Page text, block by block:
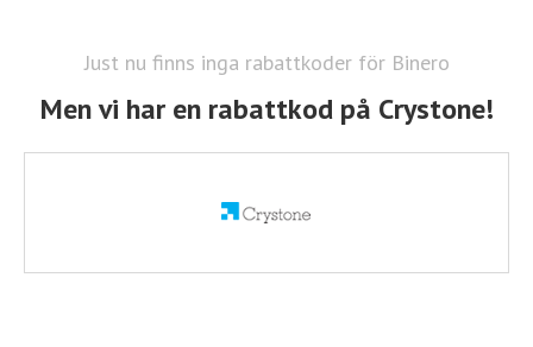
Just nu finns inga rabattkoder för Binero
Men vi har en rabattkod på Crystone!